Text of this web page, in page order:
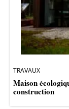
TRAVAUX
Maison
construction